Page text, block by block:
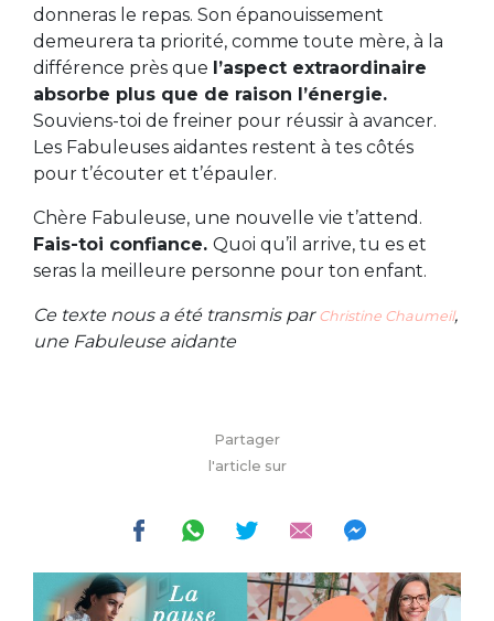
donneras le repas. Son épanouissement
demeurera ta priorité, comme toute mère, à la
différence près que l’aspect extraordinaire
absorbe plus que de raison l’énergie.
Souviens-toi de freiner pour réussir à avancer.
Les Fabuleuses aidantes restent à tes côtés
pour t’écouter et t’épauler.
Chère Fabuleuse, une nouvelle vie t’attend.
Fais-toi confiance. Quoi qu’il arrive, tu es et
seras la meilleure personne pour ton enfant.
Ce texte nous a été transmis par Christine Chaumeil,
une Fabuleuse aidante
Partager
l'article sur